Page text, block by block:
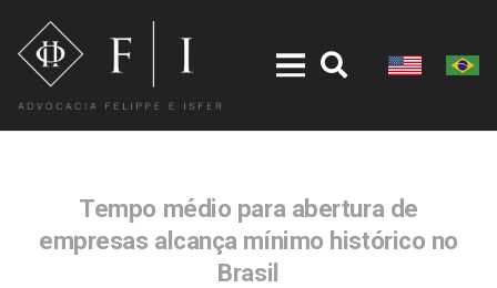
Tempo médio para abertura de
empresas alcança mínimo histórico no
Brasil